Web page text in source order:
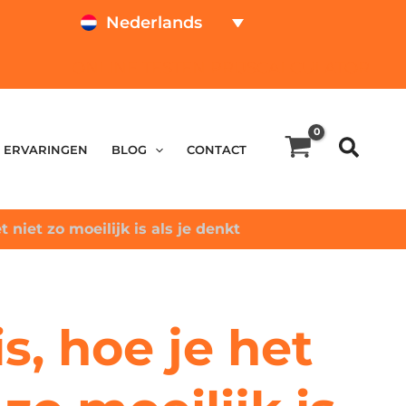
Nederlands
ERVARINGEN BLOG CONTACT
niet zo moeilijk is als je denkt
hoe je het